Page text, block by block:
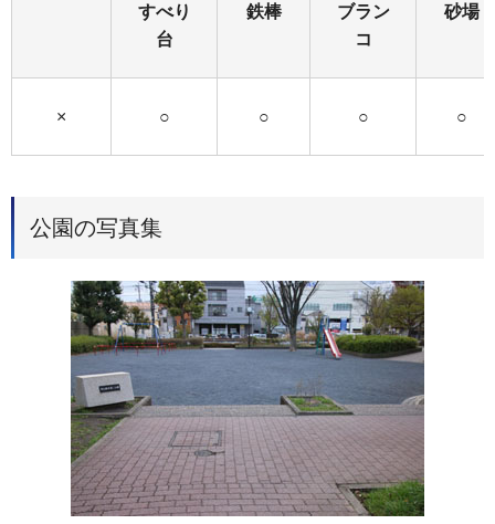
すべり
台
鉄棒
ブラン
コ
砂場
× ○ ○ ○ ○
公園の写真集